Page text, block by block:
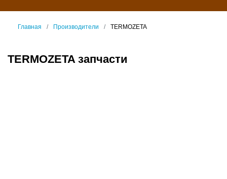
Главная Производители TERMOZETA
TERMOZETA запчасти